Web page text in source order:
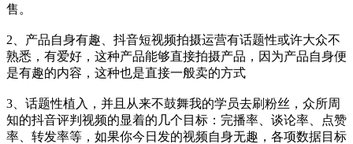
售。
2、产品自身有趣、抖音短视频拍摄运营有话题性或许大众不
熟悉，有爱好，这种产品能够直接拍摄产品，因为产品自身便
是有趣的内容，这种也是直接一般卖的方式
3、话题性植入，并且从来不鼓舞我的学员去刷粉丝，众所周
知的抖音评判视频的显着的几个目标：完播率、谈论率、点赞
率、转发率等，如果你今日发的视频自身无趣，各项数据目标